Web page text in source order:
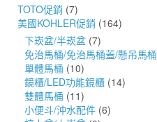
TOTO促銷 (7)
美國KOHLER促銷 (164)
下崁盆/半崁盆 (7)
免治馬桶/免治馬桶蓋/懸吊馬桶
單體馬桶 (10)
鏡櫃/LED功能鏡櫃 (14)
雙體馬桶 (11)
小便斗/沖水配件 (6)